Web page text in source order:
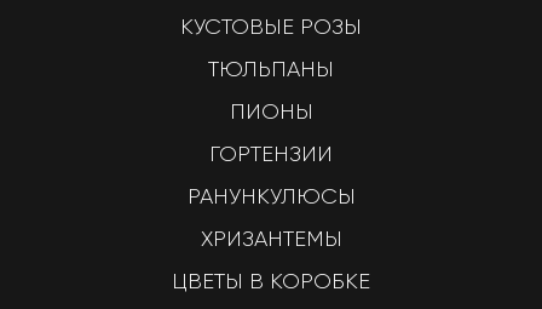
КУСТОВЫЕ РОЗЫ
ТЮЛЬПАНЫ
ПИОНЫ
ГОРТЕНЗИИ
РАНУНКУЛЮСЫ
ХРИЗАНТЕМЫ
ЦВЕТЫ В КОРОБКЕ